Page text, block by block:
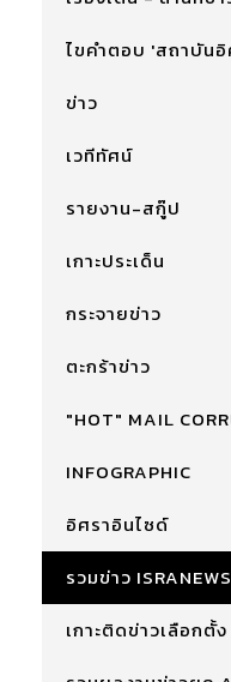
ไขคำตอบ 'สถาบัน
ข่าว
เวทีทัศน์
รายงาน-สกู๊ป
เกาะประเด็น
กระจายข่าว
ตะกร้าข่าว
"HOT" MAIL
INFOGRAPHIC
อิศราอินไซด์
รวมข่าว ISRANEWS
เกาะติดข่าวเลือกตั้